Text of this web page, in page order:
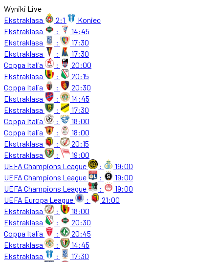
Wyniki Live
Ekstraklasa
2:1
Koniec
Ekstraklasa
:
14:45
Ekstraklasa
:
17:30
Ekstraklasa
:
17:30
Coppa Italia
:
20:00
Ekstraklasa
:
20:15
Coppa Italia
:
20:30
Ekstraklasa
:
14:45
Ekstraklasa
:
17:30
Coppa Italia
:
18:00
Coppa Italia
:
18:00
Ekstraklasa
:
20:15
Ekstraklasa
:
19:00
UEFA Champions League
:
19:00
UEFA Champions League
:
19:00
UEFA Champions League
:
19:00
UEFA Europa League
:
21:00
Ekstraklasa
:
18:00
Ekstraklasa
:
20:30
Coppa Italia
:
20:45
Ekstraklasa
:
14:45
Ekstraklasa
:
17:30